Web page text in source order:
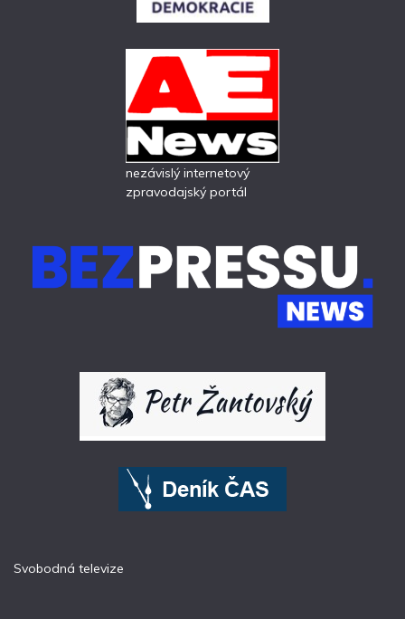
nezávislý internetový
zpravodajský portál
Svobodná televize